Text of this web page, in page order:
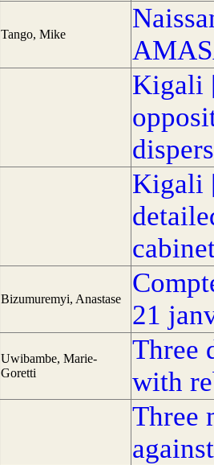
Tango, Mike
Kigali
Kigali
Bizumuremyi, Anastase
21
Uwibambe, Marie-
Goretti
Three
with
Three